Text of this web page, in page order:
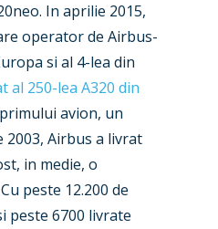
In aprilie 2015,
operator de Airbus-
si al 4-lea din
al 250-lea A320 din
avion, un
2003, Airbus a livrat
in medie, o
peste 12.200 de
peste 6700 livrate
New Routes
Industry
Accidents / Incidents
Airshows
Business Jets